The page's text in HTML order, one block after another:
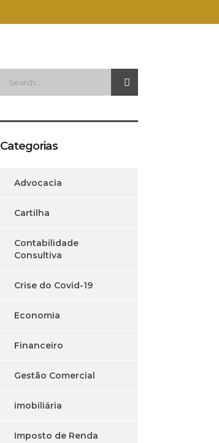
Categorias
Advocacia
Cartilha
Contabilidade
Consultiva
Crise do Covid-19
Economia
Financeiro
Gestão Comercial
imobiliária
Imposto de Renda